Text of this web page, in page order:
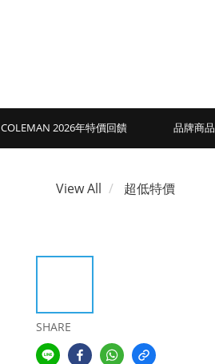
COLEMAN 2026年特價回饋 品牌商品
View All 超低特價
SHARE